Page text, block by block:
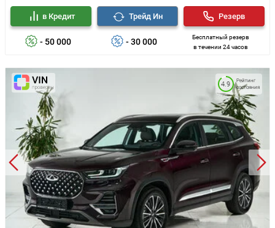
- 50 000
в Кредит
- 30 000
Трейд Ин
Бесплатный резерв
в течении 24 часов
Резерв
Рейтинг
состояния
4.9